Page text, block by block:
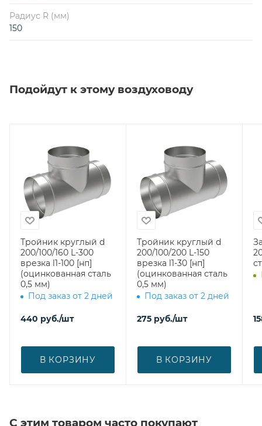
Радиус R (мм)
150
Подойдут к этому воздуховоду
Тройник круглый d
200/100/160 L-300
врезка l1-100 [нп]
(оцинкованная сталь
0,5 мм)
Под заказ от 2 дней
440 руб./шт
В КОРЗИНУ
Тройник круглый d
200/100/200 L-150
врезка l1-30 [нп]
(оцинкованная сталь
0,5 мм)
Под заказ от 2 дней
275 руб./шт
В КОРЗИНУ
200
С этим товаром часто покупают